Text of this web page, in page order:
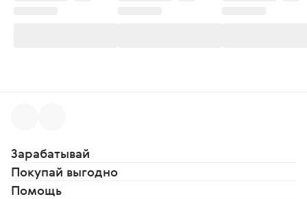
Зарабатывай
Покупай выгодно
Помощь